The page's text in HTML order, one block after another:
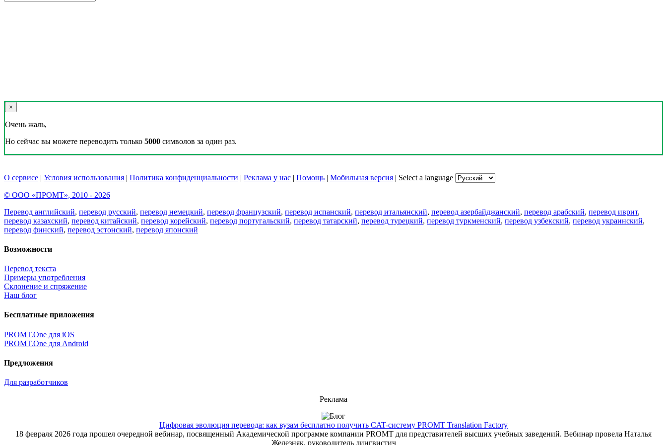
×
Очень жаль,
Но сейчас вы можете переводить только 5000 символов за один раз.
О сервисе | Условия использования | Политика конфиденциальности | Реклама у нас | Помощь | Мобильная версия | Select a language
© ООО «ПРОМТ», 2010 - 2026
Перевод английский, перевод русский, перевод немецкий, перевод французский, перевод испанский, перевод итальянский, перевод азербайджанский, перевод арабский, перевод иврит,
перевод казахский, перевод китайский, перевод корейский, перевод португальский, перевод татарский, перевод турецкий, перевод туркменский, перевод узбекский, перевод украинский,
перевод финский, перевод эстонский, перевод японский
Возможности
Перевод текста
Примеры употребления
Склонение и спряжение
Наш блог
Бесплатные приложения
PROMT.One для iOS
PROMT.One для Android
Предложения
Для разработчиков
Реклама
Цифровая эволюция перевода: как вузам бесплатно получить CAT-систему PROMT Translation Factory
18 февраля 2026 года прошел очередной вебинар, посвященный Академической программе компании PROMT для представителей высших учебных заведений. Вебинар провела Наталья
Железняк, руководитель лингвистич